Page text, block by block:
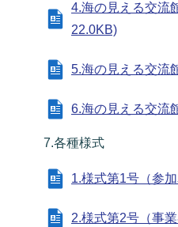
4.海の見える交流
22.0KB)
5.海の見える交流
6.海の見える交流
7.各種様式
1.様式第1号（参
2.様式第2号（事